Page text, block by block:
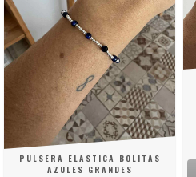
PULSERA ELASTICA BOLITAS
AZULES GRANDES